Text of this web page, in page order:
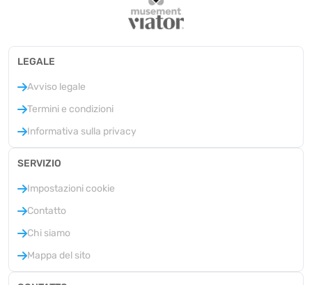
LEGALE
Avviso legale
Termini e condizioni
Informativa sulla privacy
SERVIZIO
Impostazioni cookie
Contatto
Chi siamo
Mappa del sito